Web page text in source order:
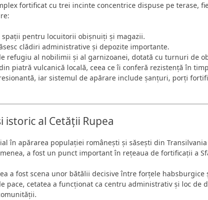
fortificat cu trei incinte concentrice dispuse pe terase,
spații pentru locuitorii obișnuiți și magazii.
clădiri administrative și depozite importante.
refugiu al nobilimii și al garnizoanei, dotată cu turnuri de
piatră vulcanică locală, ceea ce îi conferă rezistență în
iar sistemul de apărare include șanțuri, porți
istoric al Cetății Rupea
în apărarea populației românești și săsești din
a fost un punct important în rețeaua de fortificații a
a fost scena unor bătălii decisive între forțele habsburgice
pace, cetatea a funcționat ca centru administrativ și loc de